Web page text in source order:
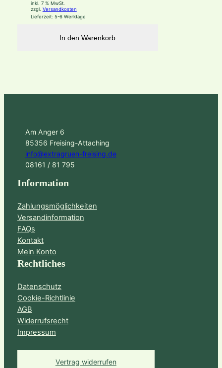
inkl. 7 % MwSt.
zzgl. Versandkosten
Lieferzeit: 5-6 Werktage
In den Warenkorb
Am Anger 6
85356 Freising-Attaching
info@extragruen-freising.de
08161 / 81 795
Information
Zahlungsmöglichkeiten
Versandinformation
FAQs
Kontakt
Mein Konto
Rechtliches
Datenschutz
Cookie-Richtlinie
AGB
Widerrufsrecht
Impressum
Vertrag widerrufen